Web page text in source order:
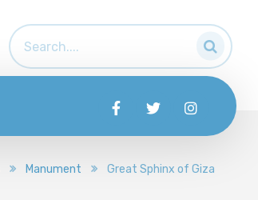
Manument Great Sphinx of Giza